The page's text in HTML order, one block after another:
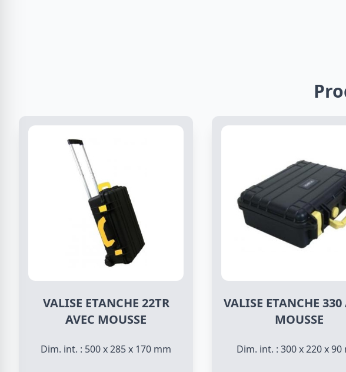
VALISE ETANCHE 22TR
AVEC MOUSSE
Dim. int. : 500 x 285 x 170 mm
VALISE ETANCHE 330
MOUSSE
Dim. int. : 300 x 220 x 90